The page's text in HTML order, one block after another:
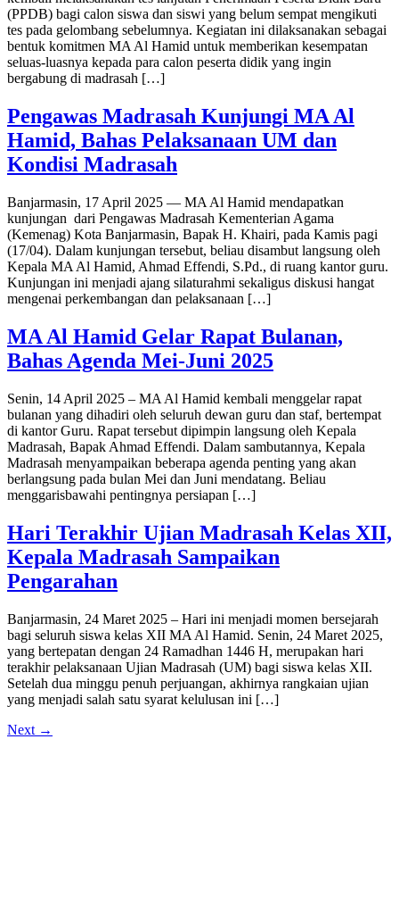
(PPDB) bagi calon siswa dan siswi yang belum sempat mengikuti
tes pada gelombang sebelumnya. Kegiatan ini dilaksanakan sebagai
bentuk komitmen MA Al Hamid untuk memberikan kesempatan
seluas-luasnya kepada para calon peserta didik yang ingin
bergabung di madrasah […]
Pengawas Madrasah Kunjungi MA Al
Hamid, Bahas Pelaksanaan UM dan
Kondisi Madrasah
Banjarmasin, 17 April 2025 — MA Al Hamid mendapatkan
kunjungan dari Pengawas Madrasah Kementerian Agama
(Kemenag) Kota Banjarmasin, Bapak H. Khairi, pada Kamis pagi
(17/04). Dalam kunjungan tersebut, beliau disambut langsung oleh
Kepala MA Al Hamid, Ahmad Effendi, S.Pd., di ruang kantor guru.
Kunjungan ini menjadi ajang silaturahmi sekaligus diskusi hangat
mengenai perkembangan dan pelaksanaan […]
MA Al Hamid Gelar Rapat Bulanan,
Bahas Agenda Mei-Juni 2025
Senin, 14 April 2025 – MA Al Hamid kembali menggelar rapat
bulanan yang dihadiri oleh seluruh dewan guru dan staf, bertempat
di kantor Guru. Rapat tersebut dipimpin langsung oleh Kepala
Madrasah, Bapak Ahmad Effendi. Dalam sambutannya, Kepala
Madrasah menyampaikan beberapa agenda penting yang akan
berlangsung pada bulan Mei dan Juni mendatang. Beliau
menggarisbawahi pentingnya persiapan […]
Hari Terakhir Ujian Madrasah Kelas XII,
Kepala Madrasah Sampaikan
Pengarahan
Banjarmasin, 24 Maret 2025 – Hari ini menjadi momen bersejarah
bagi seluruh siswa kelas XII MA Al Hamid. Senin, 24 Maret 2025,
yang bertepatan dengan 24 Ramadhan 1446 H, merupakan hari
terakhir pelaksanaan Ujian Madrasah (UM) bagi siswa kelas XII.
Setelah dua minggu penuh perjuangan, akhirnya rangkaian ujian
yang menjadi salah satu syarat kelulusan ini […]
Next →